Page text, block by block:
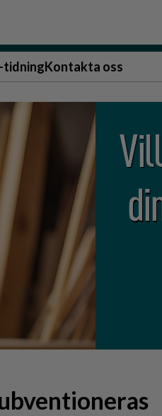
till oss
tidningKontakta oss